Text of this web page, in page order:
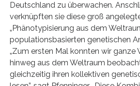
Deutschland zu überwachen.
verknüpften sie diese groß
„Phänotypisierung aus dem
populationsbasierten genetischen
„Zum ersten Mal konnten wir ganze
hinweg aus dem Weltraum
gleichzeitig ihren kollektiven